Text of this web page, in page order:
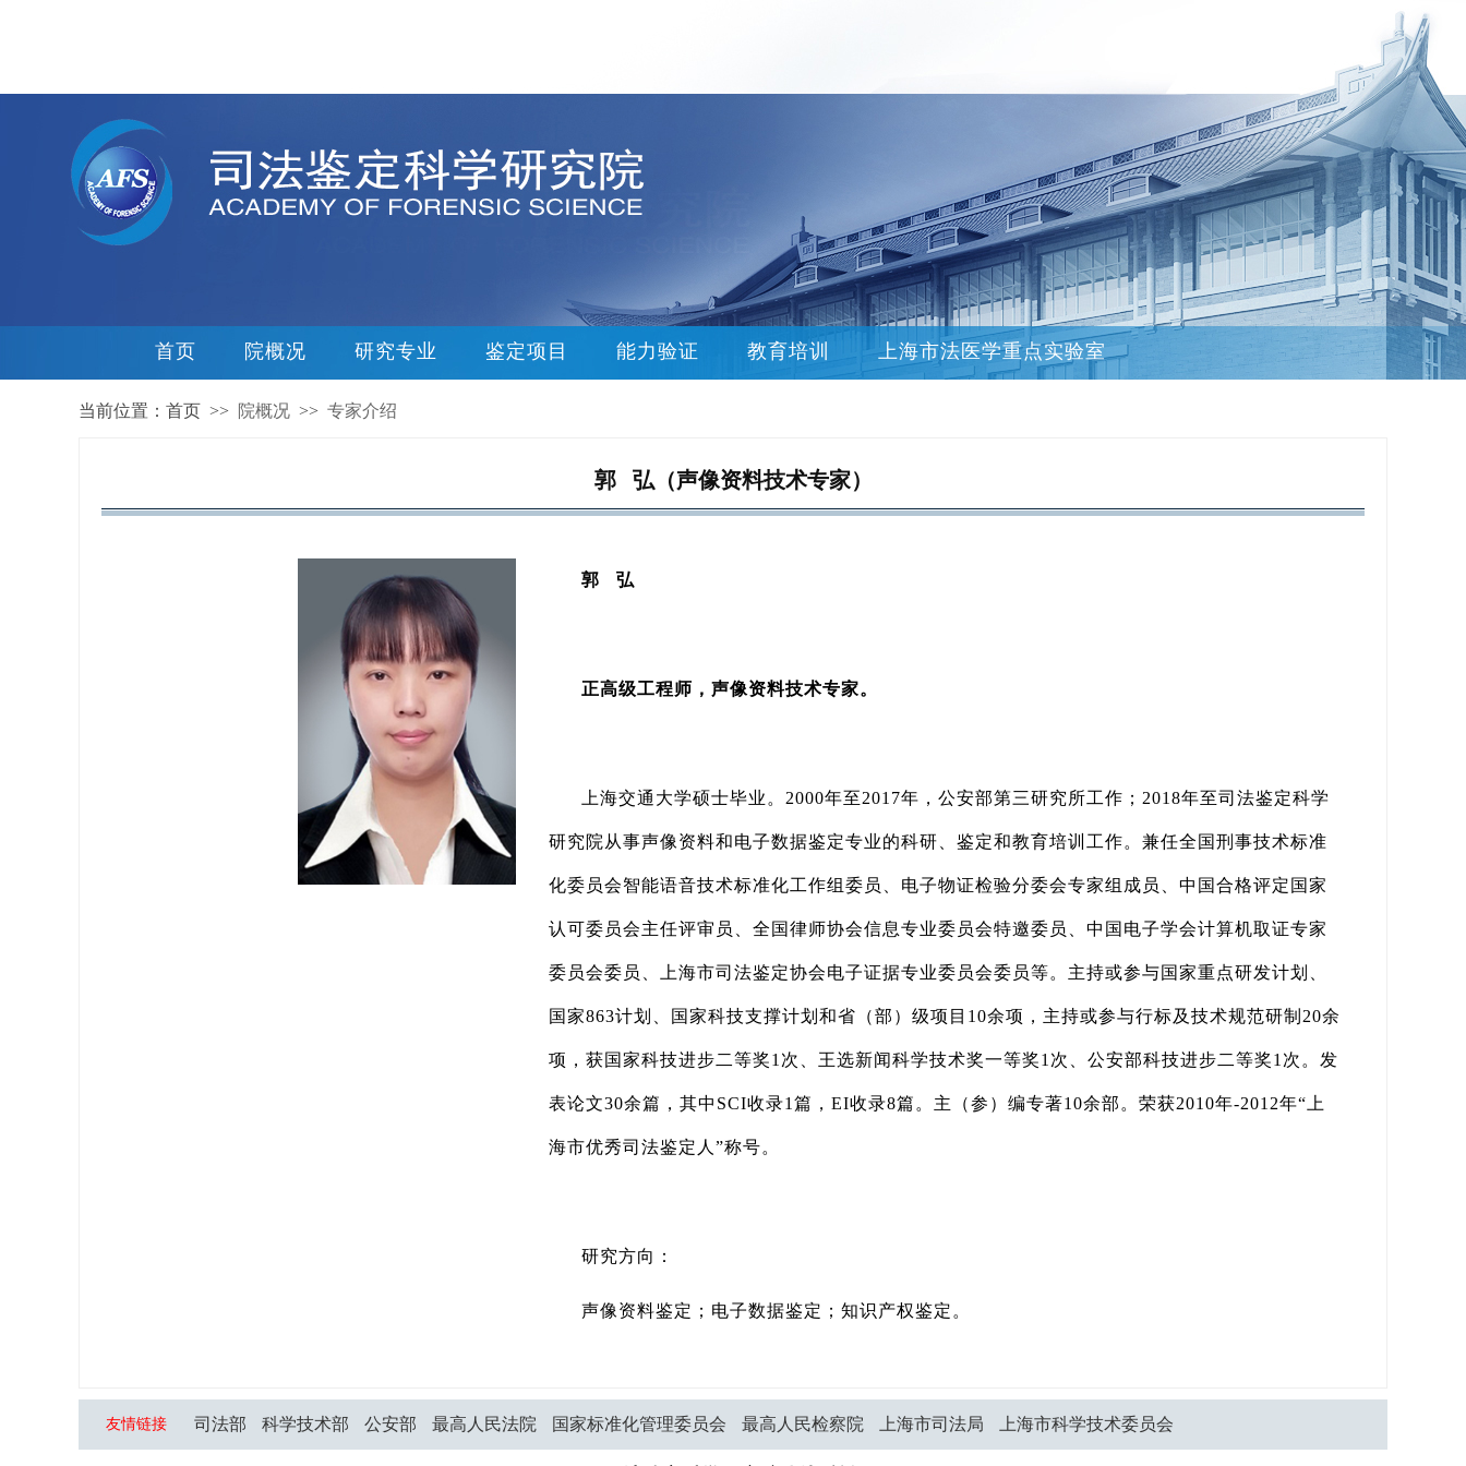
首页 院概况 研究专业 鉴定项目 能力验证 教育培训 上海市法医学重点实验室
当前位置：首页 >> 院概况 >> 专家介绍
郭 弘（声像资料技术专家）
郭 弘
正高级工程师，声像资料技术专家。
上海交通大学硕士毕业。2000年至2017年，公安部第三研究所工作；2018年至司法鉴定科学
研究院从事声像资料和电子数据鉴定专业的科研、鉴定和教育培训工作。兼任全国刑事技术标准
化委员会智能语音技术标准化工作组委员、电子物证检验分委会专家组成员、中国合格评定国家
认可委员会主任评审员、全国律师协会信息专业委员会特邀委员、中国电子学会计算机取证专家
委员会委员、上海市司法鉴定协会电子证据专业委员会委员等。主持或参与国家重点研发计划、
国家863计划、国家科技支撑计划和省（部）级项目10余项，主持或参与行标及技术规范研制20余
项，获国家科技进步二等奖1次、王选新闻科学技术奖一等奖1次、公安部科技进步二等奖1次。发
表论文30余篇，其中SCI收录1篇，EI收录8篇。主（参）编专著10余部。荣获2010年-2012年“上
海市优秀司法鉴定人”称号。
研究方向：
声像资料鉴定；电子数据鉴定；知识产权鉴定。
友情链接 司法部 科学技术部 公安部 最高人民法院 国家标准化管理委员会 最高人民检察院 上海市司法局 上海市科学技术委员会